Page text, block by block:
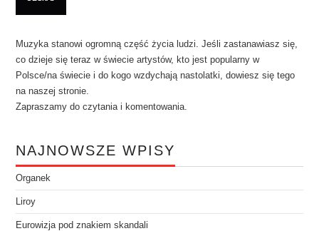
Muzyka stanowi ogromną część życia ludzi. Jeśli zastanawiasz się,
co dzieje się teraz w świecie artystów, kto jest popularny w
Polsce/na świecie i do kogo wzdychają nastolatki, dowiesz się tego
na naszej stronie.
Zapraszamy do czytania i komentowania.
NAJNOWSZE WPISY
Organek
Liroy
Eurowizja pod znakiem skandali